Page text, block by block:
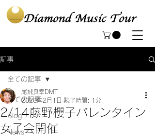
記事
全ての記事
Blog
News
全ての記事
2/14藤野櫻子バレンタイン
女子会開催
尾飛良幸DMT
2020年2月1日 読了時間: 1分